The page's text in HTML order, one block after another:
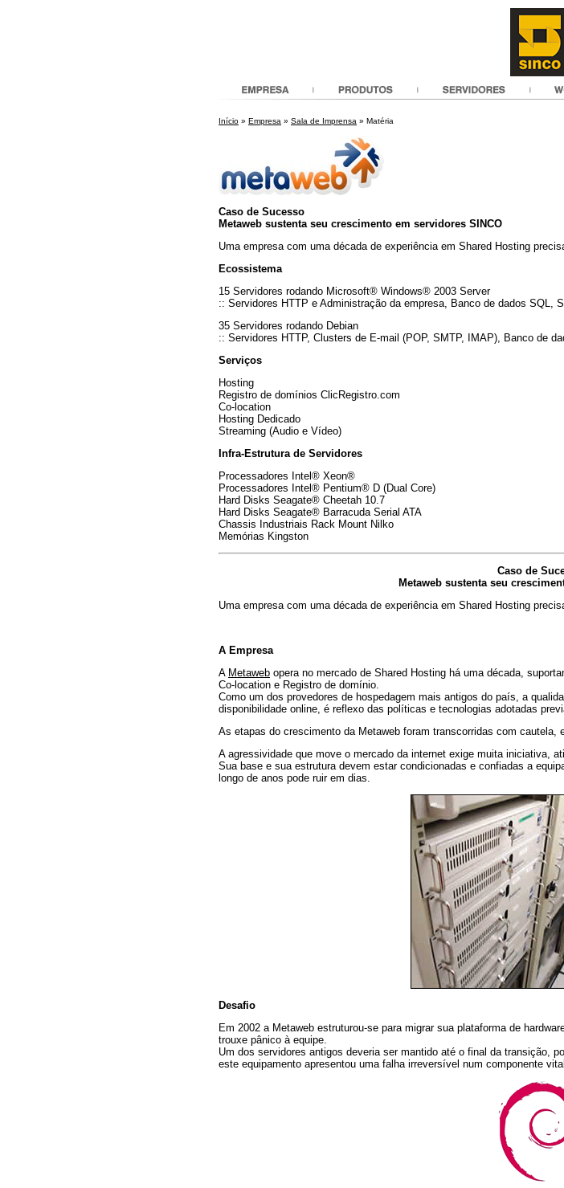
Início » Empresa » Sala de Imprensa » Matéria
Caso de Sucesso
Metaweb sustenta seu crescimento em servidores SINCO
Uma empresa com uma década de experiência em Shared Hosting
Ecossistema
15 Servidores rodando Microsoft® Windows® 2003 Server
:: Servidores HTTP e Administração da empresa, Banco de dados SQL,
35 Servidores rodando Debian
:: Servidores HTTP, Clusters de E-mail (POP, SMTP, IMAP), Banco de
Serviços
Hosting
Registro de domínios ClicRegistro.com
Co-location
Hosting Dedicado
Streaming (Audio e Vídeo)
Infra-Estrutura de Servidores
Processadores Intel® Xeon®
Processadores Intel® Pentium® D (Dual Core)
Hard Disks Seagate® Cheetah 10.7
Hard Disks Seagate® Barracuda Serial ATA
Chassis Industriais Rack Mount Nilko
Memórias Kingston
Caso de
Metaweb sustenta seu
Uma empresa com uma década de experiência em Shared Hosting
A Empresa
A Metaweb opera no mercado de Shared Hosting há uma década,
Co-location e Registro de domínio.
Como um dos provedores de hospedagem mais antigos do país, a
disponibilidade online, é reflexo das políticas e tecnologias adotadas
As etapas do crescimento da Metaweb foram transcorridas com
A agressividade que move o mercado da internet exige muita iniciativa,
Sua base e sua estrutura devem estar condicionadas e confiadas a
longo de anos pode ruir em dias.
Desafio
Em 2002 a Metaweb estruturou-se para migrar sua plataforma de
trouxe pânico à equipe.
Um dos servidores antigos deveria ser mantido até o final da transição,
este equipamento apresentou uma falha irreversível num componente